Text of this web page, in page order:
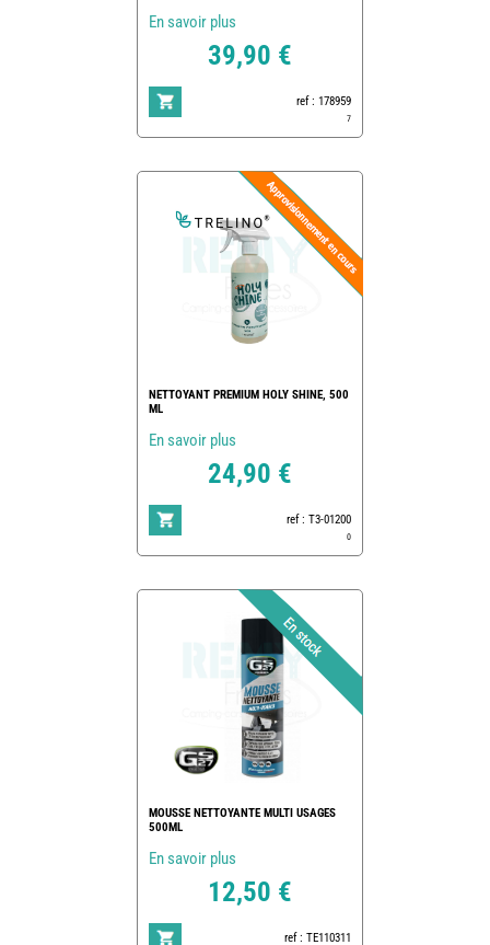
En savoir plus
39,90 €
ref : 178959
7
NETTOYANT PREMIUM HOLY SHINE, 500
ML
En savoir plus
24,90 €
ref : T3-01200
0
MOUSSE NETTOYANTE MULTI USAGES
500ML
En savoir plus
12,50 €
ref : TE110311